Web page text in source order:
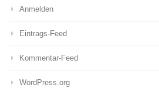
Anmelden
Eintrags-Feed
Kommentar-Feed
WordPress.org